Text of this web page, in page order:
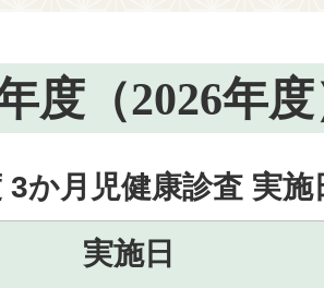
度（2026年
3か月児健康診査 実施
実施日